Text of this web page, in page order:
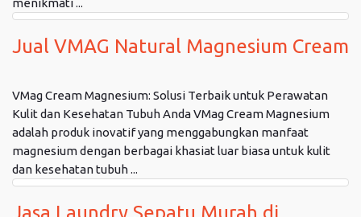
menikmati ...
Jual VMAG Natural Magnesium Cream
VMag Cream Magnesium: Solusi Terbaik untuk Perawatan
Kulit dan Kesehatan Tubuh Anda VMag Cream Magnesium
adalah produk inovatif yang menggabungkan manfaat
magnesium dengan berbagai khasiat luar biasa untuk kulit
dan kesehatan tubuh ...
Jasa Laundry Sepatu Murah di